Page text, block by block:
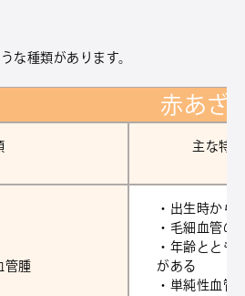
な種類があります。
赤あざ
主な特
管腫
・出生時から
・毛細血管の
・年齢ととも
がある
・単純性血管